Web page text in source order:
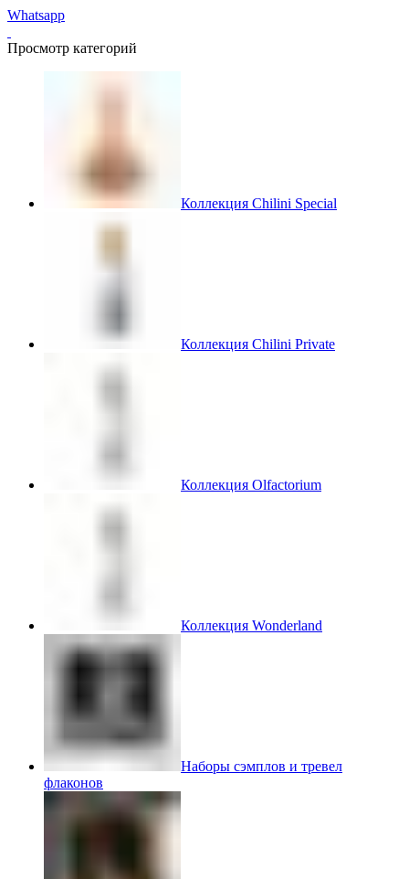
Whatsapp
Просмотр категорий
Коллекция Chilini Special
Коллекция Chilini Private
Коллекция Olfactorium
Коллекция Wonderland
Наборы сэмплов и тревел
флаконов